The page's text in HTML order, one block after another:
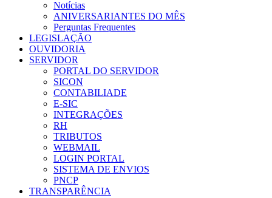
Notícias
ANIVERSARIANTES DO MÊS
Perguntas Frequentes
LEGISLAÇÃO
OUVIDORIA
SERVIDOR
PORTAL DO SERVIDOR
SICON
CONTABILIADE
E-SIC
INTEGRAÇÕES
RH
TRIBUTOS
WEBMAIL
LOGIN PORTAL
SISTEMA DE ENVIOS
PNCP
TRANSPARÊNCIA